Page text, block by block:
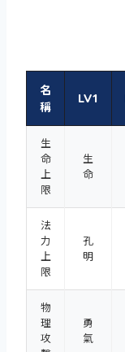
名
稱
LV1
生
命
上
限
生
命
法
力
上
限
孔
明
物
理
攻
勇
氣